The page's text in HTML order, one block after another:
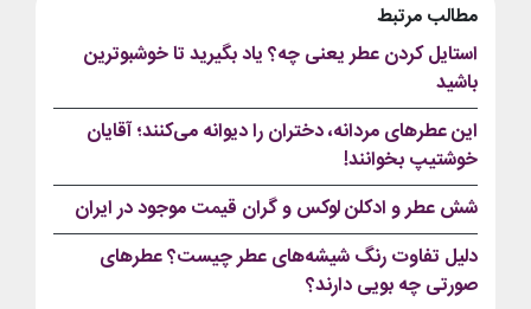
مطالب مرتبط
استایل کردن عطر یعنی چه؟ یاد بگیرید تا خوشبوترین
باشید
این عطرهای مردانه، دختران را دیوانه می‌کنند؛ آقایان
خوشتیپ بخوانند!
شش عطر و ادکلن لوکس و گران قیمت موجود در ایران
دلیل تفاوت رنگ شیشه‌های عطر چیست؟ عطرهای
صورتی چه بویی دارند؟